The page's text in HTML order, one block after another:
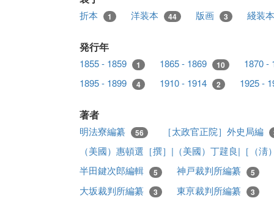
折本 1 洋装本 44 版画 3 綫装
発行年
1855 - 1859 1 1865 - 1869 10
1870 -
1895 - 1899
4 1910 - 1914 2 1925 -
著者
明法寮編纂 56 ［太政官正院］外史局編
（美國）惠頓選［撰］|（美國）丁韙良|［（
半田鍵次郎編輯
5 神戸裁判所編纂 5
大坂裁判所編纂 3 東亰裁判所編纂 3